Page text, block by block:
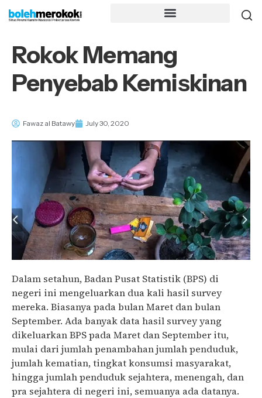
Rokok Memang
Penyebab Kemiskinan
Fawaz al Batawy July 30, 2020
Dalam setahun, Badan Pusat Statistik (BPS) di
negeri ini mengeluarkan dua kali hasil survey
mereka. Biasanya pada bulan Maret dan bulan
September. Ada banyak data hasil survey yang
dikeluarkan BPS pada Maret dan September itu,
mulai dari jumlah penambahan jumlah penduduk,
jumlah kematian, tingkat konsumsi masyarakat,
hingga jumlah penduduk sejahtera, menengah, dan
pra sejahtera di negeri ini, semuanya ada datanya.